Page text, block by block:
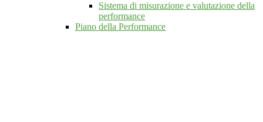
Sistema di misurazione e valutazione della
performance
Piano della Performance